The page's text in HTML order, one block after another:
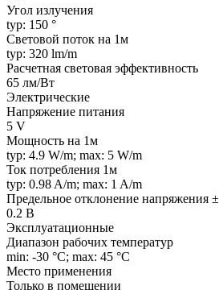
Угол излучения
typ: 150 °
Световой поток на 1м
typ: 320 lm/m
Расчетная световая эффективность
65 лм/Вт
Электрические
Напряжение питания
5 V
Мощность на 1м
typ: 4.9 W/m; max: 5 W/m
Ток потребления 1м
typ: 0.98 A/m; max: 1 A/m
Предельное отклонение напряжения ±
0.2 В
Эксплуатационные
Диапазон рабочих температур
min: -30 °C; max: 45 °C
Место применения
Только в помещении